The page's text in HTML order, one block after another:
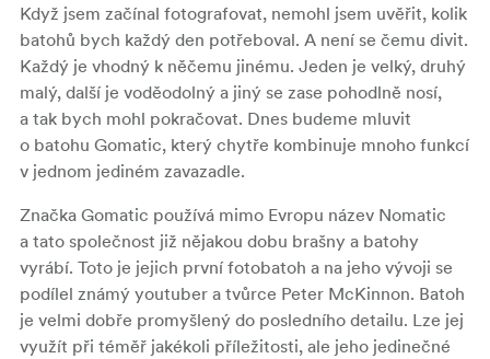
Když jsem začínal fotografovat, nemohl jsem uvěřit, kolik
batohů bych každý den potřeboval. A není se čemu divit.
Každý je vhodný k něčemu jinému. Jeden je velký, druhý
malý, další je voděodolný a jiný se zase pohodlně nosí,
a tak bych mohl pokračovat. Dnes budeme mluvit
o batohu Gomatic, který chytře kombinuje mnoho funkcí
v jednom jediném zavazadle.
Značka Gomatic používá mimo Evropu název Nomatic
a tato společnost již nějakou dobu brašny a batohy
vyrábí. Toto je jejich první fotobatoh a na jeho vývoji se
podílel známý youtuber a tvůrce Peter McKinnon. Batoh
je velmi dobře promyšlený do posledního detailu. Lze jej
využít při téměř jakékoli příležitosti, ale jeho jedinečné